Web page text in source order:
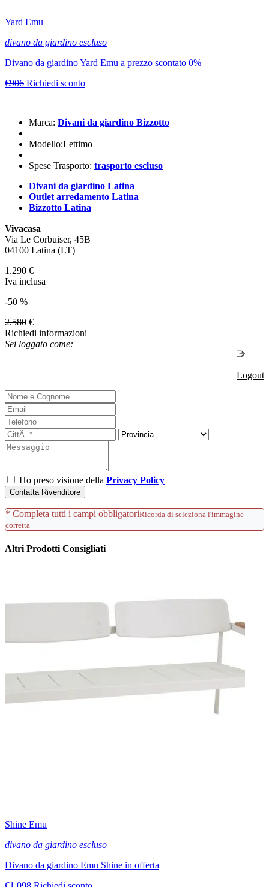
Yard Emu
divano da giardino escluso
Divano da giardino Yard Emu a prezzo scontato 0%
€906 Richiedi sconto
Marca: Divani da giardino Bizzotto
Modello:Lettimo
Spese Trasporto: trasporto escluso
Divani da giardino Latina
Outlet arredamento Latina
Bizzotto Latina
Vivacasa
Via Le Corbuiser, 45B
04100 Latina (LT)
1.290 €
Iva inclusa
-50 %
2.580 €
Richiedi informazioni
Sei loggato come:
Logout
Ho preso visione della Privacy Policy
Contatta Rivenditore
* Completa tutti i campi obbligatoriRicorda di seleziona l'immagine
corretta
Altri Prodotti Consigliati
Shine Emu
divano da giardino escluso
Divano da giardino Emu Shine in offerta